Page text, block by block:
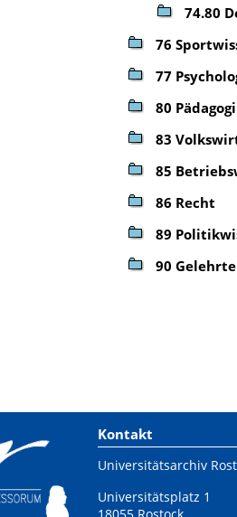
74.80
76
77
80
83
85
86 Recht
89
90 Gelehrte
Kontakt
Universitätsarchiv
Universitätsplatz 1